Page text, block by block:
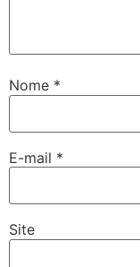
Nome *
E-mail *
Site